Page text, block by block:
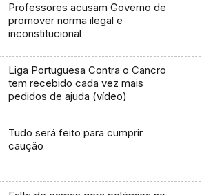
Professores acusam Governo de
promover norma ilegal e
inconstitucional
Liga Portuguesa Contra o Cancro
tem recebido cada vez mais
pedidos de ajuda (vídeo)
Tudo será feito para cumprir
caução